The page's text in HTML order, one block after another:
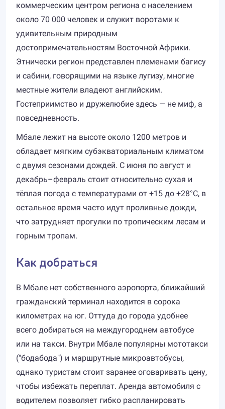
коммерческим центром региона с населением
около 70 000 человек и служит воротами к
удивительным природным
достопримечательностям Восточной Африки.
Этнически регион представлен племенами багису
и сабини, говорящими на языке лугизу, многие
местные жители владеют английским.
Гостеприимство и дружелюбие здесь — не миф, а
повседневность.
Мбале лежит на высоте около 1200 метров и
обладает мягким субэкваториальным климатом
с двумя сезонами дождей. С июня по август и
декабрь–февраль стоит относительно сухая и
тёплая погода с температурами от +15 до +28°C, в
остальное время часто идут проливные дожди,
что затрудняет прогулки по тропическим лесам и
горным тропам.
Как добраться
В Мбале нет собственного аэропорта, ближайший
гражданский терминал находится в сорока
километрах на юг. Оттуда до города удобнее
всего добираться на междугороднем автобусе
или на такси. Внутри Мбале популярны мототакси
("бодабода") и маршрутные микроавтобусы,
однако туристам стоит заранее оговаривать цену,
чтобы избежать переплат. Аренда автомобиля с
водителем позволяет гибко распланировать